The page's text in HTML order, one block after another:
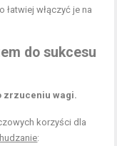
włączyć je na
do sukcesu
zrzuceniu wagi.
korzyści dla
: